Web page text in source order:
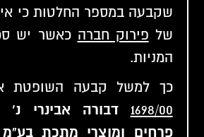
שקבעה במספר החלטות כי
של פירוק חברה כאשר יש
המניות.
כך למשל קבעה השופטת
1698/00
דבורה אבינרי נ'
פרחים ומוצרי מתכת בע"מ